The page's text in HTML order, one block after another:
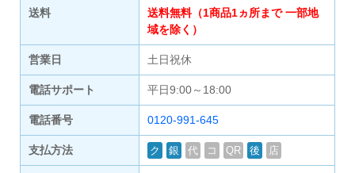
送料
送料無料（1商品1ヵ所まで 一部地
域を除く）
営業日 土日祝休
電話サポート 平日9:00～18:00
電話番号 0120-991-645
支払方法 ク 銀 代 コ QR 後 店